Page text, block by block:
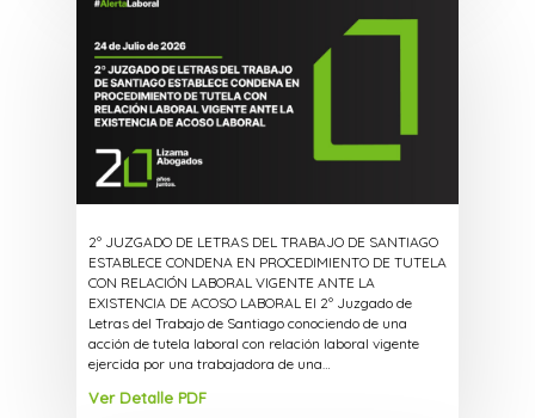
2º JUZGADO DE LETRAS DEL TRABAJO DE SANTIAGO
ESTABLECE CONDENA EN PROCEDIMIENTO DE TUTELA
CON RELACIÓN LABORAL VIGENTE ANTE LA
EXISTENCIA DE ACOSO LABORAL El 2º Juzgado de
Letras del Trabajo de Santiago conociendo de una
acción de tutela laboral con relación laboral vigente
ejercida por una trabajadora de una…
Ver Detalle PDF